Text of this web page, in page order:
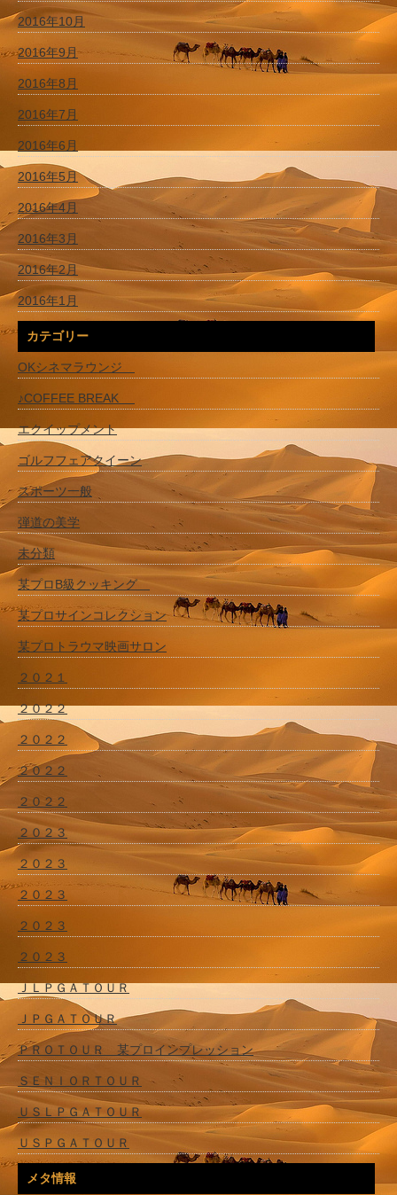
2016年10月
2016年9月
2016年8月
2016年7月
2016年6月
2016年5月
2016年4月
2016年3月
2016年2月
2016年1月
カテゴリー
OKシネマラウンジ
♪COFFEE BREAK
エクイップメント
ゴルフフェアクイーン
スポーツ一般
弾道の美学
未分類
某プロB級クッキング
某プロサインコレクション
某プロトラウマ映画サロン
２０２１
２０２２
２０２２
２０２２
２０２２
２０２３
２０２３
２０２３
２０２３
２０２３
ＪＬＰＧＡＴＯＵＲ
ＪＰＧＡＴＯＵＲ
ＰＲＯＴＯＵＲ 某プロインプレッション
ＳＥＮＩＯＲＴＯＵＲ
ＵＳＬＰＧＡＴＯＵＲ
ＵＳＰＧＡＴＯＵＲ
メタ情報